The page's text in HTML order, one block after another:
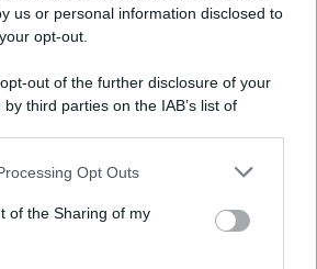
us or personal information disclosed to
opt-out.
out of the further disclosure of your
third parties on the IAB’s list of
also be disclosed by us to third parties
parties.
website/app uses one or more Google
Opt Outs
of the Sharing of my